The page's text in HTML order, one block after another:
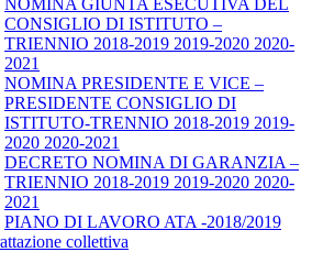
NOMINA GIUNTA ESECUTIVA DEL
CONSIGLIO DI ISTITUTO –
TRIENNIO 2018-2019 2019-2020 2020-
2021
NOMINA PRESIDENTE E VICE –
PRESIDENTE CONSIGLIO DI
ISTITUTO-TRENNIO 2018-2019 2019-
2020 2020-2021
DECRETO NOMINA DI GARANZIA –
TRIENNIO 2018-2019 2019-2020 2020-
2021
PIANO DI LAVORO ATA -2018/2019
collettiva